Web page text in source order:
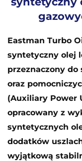
Eastman Turbo
syntetyczny olej
przeznaczony
oraz
(Auxiliary Power
opracowany z
syntetycznych
dodatków
wyjątkową